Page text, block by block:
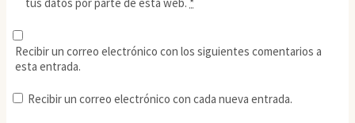
Recibir un correo electrónico con los siguientes comentarios a
esta entrada.
Recibir un correo electrónico con cada nueva entrada.